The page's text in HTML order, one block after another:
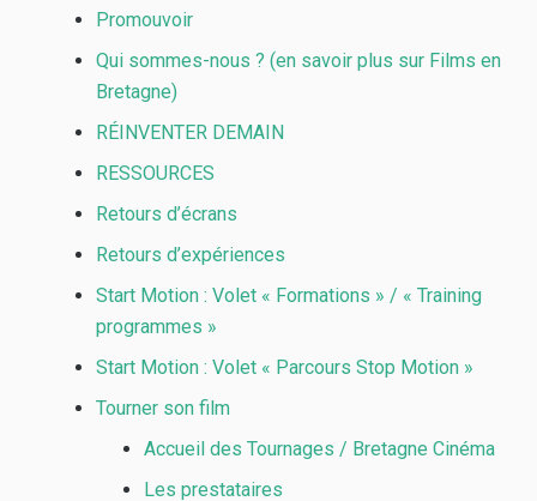
Promouvoir
Qui sommes-nous ? (en savoir plus sur Films en
Bretagne)
RÉINVENTER DEMAIN
RESSOURCES
Retours d’écrans
Retours d’expériences
Start Motion : Volet « Formations » / « Training
programmes »
Start Motion : Volet « Parcours Stop Motion »
Tourner son film
Accueil des Tournages / Bretagne Cinéma
Les prestataires